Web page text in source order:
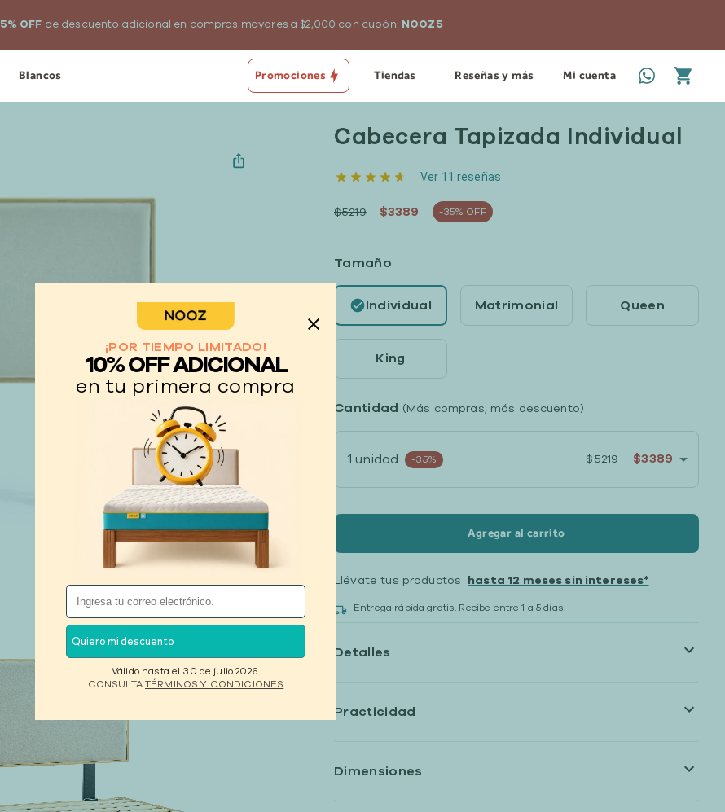
5% OFF de descuento adicional en compras mayores a $2,000 con cupón: NOOZ5
Blancos Promociones Tiendas Reseñas y más Mi cuenta
Cabecera Tapizada Individual
Ver 11 reseñas
$5219 $3389 -35% OFF
Tamaño
Individual Matrimonial Queen
King
Cantidad (Más compras, más descuento)
1 unidad -35% $5219 $3389
Agregar al carrito
Llévate tus productos hasta 12 meses sin intereses*
Entrega rápida gratis. Recibe entre 1 a 5 días.
Detalles
Practicidad
Dimensiones
¡POR TIEMPO LIMITADO!
10% OFF ADICIONAL
en tu primera compra
Quiero mi descuento
Válido hasta el 30 de julio 2026.
CONSULTATÉRMINOS Y CONDICIONES